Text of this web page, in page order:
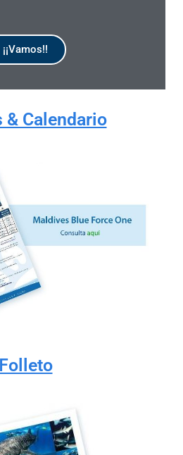
¡¡Vamos!!
& Calendario
Folleto